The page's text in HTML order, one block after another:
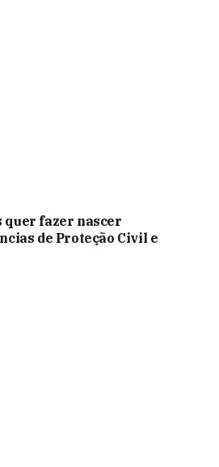
quer fazer nascer
de Proteção Civil e